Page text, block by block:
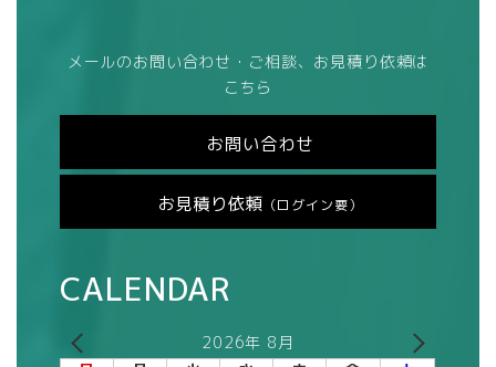
メールのお問い合わせ・ご相談、お見積り依頼は
こちら
お問い合わせ
お見積り依頼 （ログイン要）
CALENDAR
2026年 8月